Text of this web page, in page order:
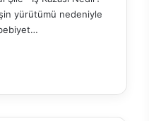
yürütümü nedeniyle